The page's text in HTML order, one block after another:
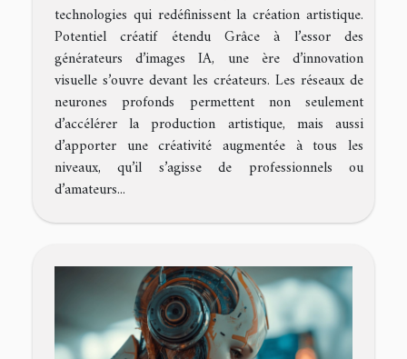
technologies qui redéfinissent la création artistique.
Potentiel créatif étendu Grâce à l’essor des
générateurs d’images IA, une ère d’innovation
visuelle s’ouvre devant les créateurs. Les réseaux de
neurones profonds permettent non seulement
d’accélérer la production artistique, mais aussi
d’apporter une créativité augmentée à tous les
niveaux, qu’il s’agisse de professionnels ou
d’amateurs...